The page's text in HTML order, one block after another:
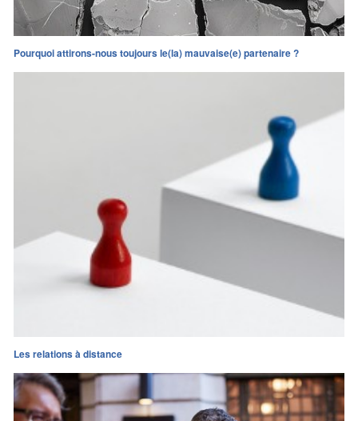
Pourquoi attirons-nous toujours le(la) mauvaise(e) partenaire ?
Les relations à distance